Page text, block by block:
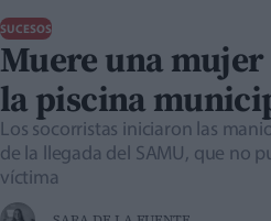
SUCESOS
Muere una mujer
la piscina
Los socorristas iniciaron las
de la llegada del SAMU, que no
víctima